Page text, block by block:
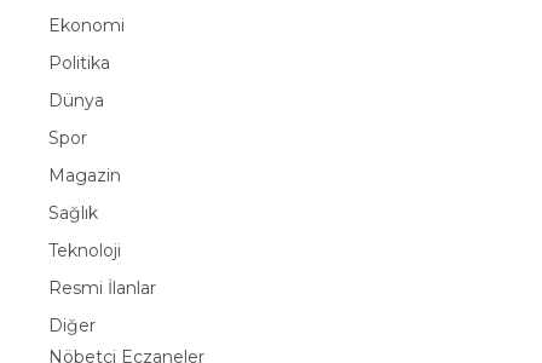
Ekonomi
Politika
Dünya
Spor
Magazin
Sağlık
Teknoloji
Resmi İlanlar
Diğer
Nöbetçi Eczaneler